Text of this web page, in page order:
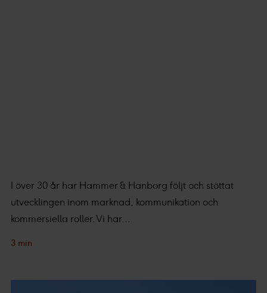
I över 30 år har Hammer & Hanborg följt och stöttat
utvecklingen inom marknad, kommunikation och
kommersiella roller. Vi har...
3 min